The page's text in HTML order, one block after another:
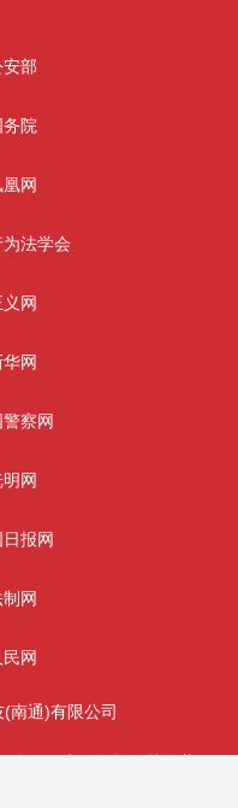
安部
务院
凰网
法学会
义网
华网
察网
明网
报网
制网
民网
南通)有限公司